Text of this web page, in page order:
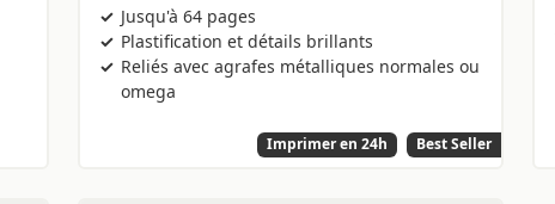
Jusqu'à 64 pages
Plastification et détails brillants
Reliés avec agrafes métalliques normales ou
omega
Best Seller
Imprimer en 24h